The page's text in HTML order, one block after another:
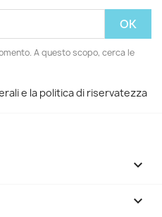
A questo scopo, cerca le
e la politica di riservatezza

